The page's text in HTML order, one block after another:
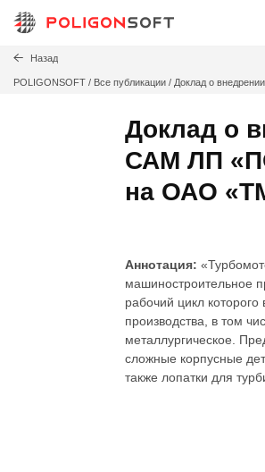
Назад
POLIGONSOFT / Все публикации / Доклад о
Доклад о
САМ ЛП
на ОАО
Аннотация:
машиностроительное
рабочий цикл которого
производства, в том
металлургическое.
сложные корпусные
также лопатки для